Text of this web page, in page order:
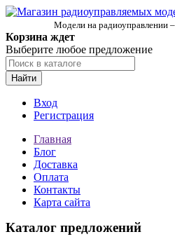
Модели на радиоуправлении
Корзина ждет
Выберите любое предложение
Найти
Вход
Регистрация
Главная
Блог
Доставка
Оплата
Контакты
Карта сайта
Каталог предложений